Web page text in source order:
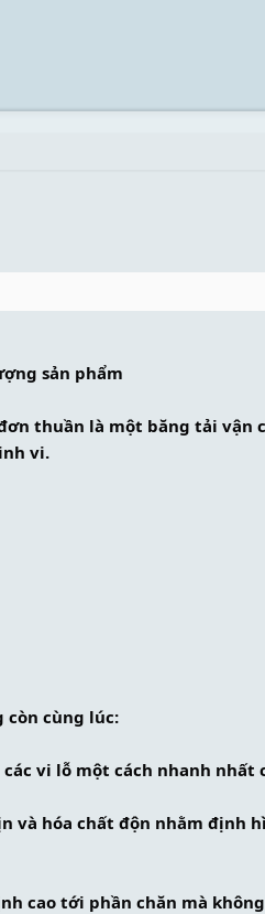
sản phẩm
thuần là một băng tải vận
vi.
còn cùng lúc:
vi lỗ một cách nhanh nhất
và hóa chất độn nhằm định
cao tới phần chăn mà